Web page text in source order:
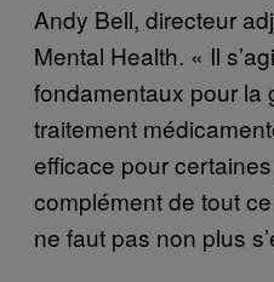
Andy Bell, directeur
Mental Health. « Il
fondamentaux pour la
traitement
efficace pour
complément de tout
ne faut pas non plus